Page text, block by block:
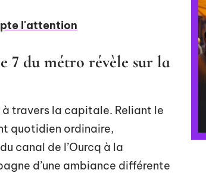
l'attention
7 du métro révèle sur la
à travers la capitale. Reliant le
quotidien ordinaire,
canal de l’Ourcq à la
d’une ambiance différente